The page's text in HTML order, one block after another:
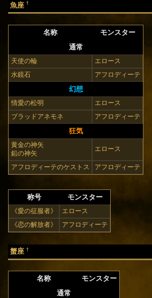
魚座 †
名称
モンスター
通常
天使の輪
エロース
水鏡石
アフロディーテ
幻想
情愛の松明
エロース
ブラッドアネモネ
アフロディーテ
狂気
黄金の神矢
鉛の神矢
エロース
アフロディーテのケストス アフロディーテ
称号 モンスター
《愛の征服者》
エロース
《恋の解放者》
アフロディーテ
蟹座 †
名称
モンスター
通常